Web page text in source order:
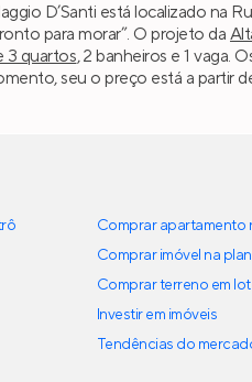
D’Santi está localizado na
para morar”. O projeto da
3 quartos, 2 banheiros e 1 vaga.
seu o preço está a partir
Comprar apartamento
Comprar imóvel na
Comprar terreno em
Investir em imóveis
Tendências do